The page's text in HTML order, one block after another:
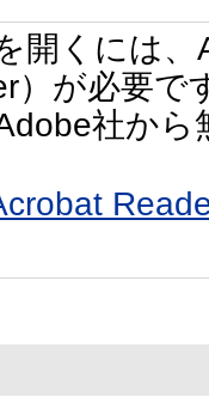
開くには
）が必要で
社か